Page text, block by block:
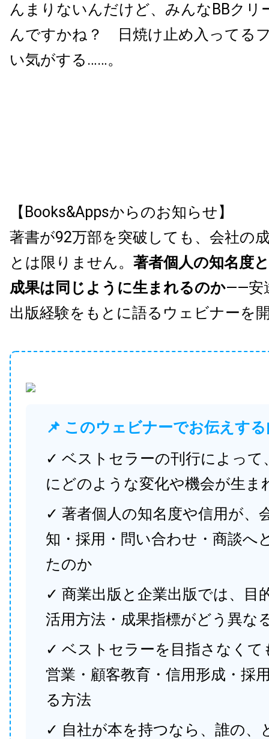
んまりないんだけど、みんなBBクリ
んですかね？ 日焼け止め入ってる
い気がする……。
【Books&Appsからのお知らせ】
著書が92万部を突破しても、会社の
とは限りません。 著者個人の知名度
成果は同じように生まれるのか——安
出版経験をもとに語るウェビナーを
📌 このウェビナーでお伝えす
✓ ベストセラーの刊行によって
にどのような変化や機会が生ま
✓ 著者個人の知名度や信用が、
知・採用・問い合わせ・商談へ
たのか
✓ 商業出版と企業出版では、目
活用方法・成果指標がどう異な
✓ ベストセラーを目指さなくて
営業・顧客教育・信用形成・採
る方法
✓ 自社が本を持つなら、誰の、